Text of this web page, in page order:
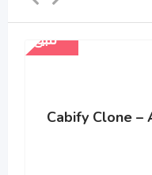
للبيع
Cabify Clone –